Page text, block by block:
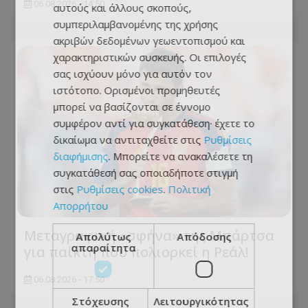
06.08.2026 - 14:50
Μεταγραφική «σφήνα» της Μπάρτσα
για παίκτη που πολιορκεί η Ρεάλ!
06.08.2026 - 17:50
αυτούς και άλλους σκοπούς,
συμπεριλαμβανομένης της χρήσης
ακριβών δεδομένων γεωεντοπισμού και
χαρακτηριστικών συσκευής. Οι επιλογές
σας ισχύουν μόνο για αυτόν τον
ιστότοπο. Ορισμένοι προμηθευτές
μπορεί να βασίζονται σε έννομο
συμφέρον αντί για συγκατάθεση· έχετε το
δικαίωμα να αντιταχθείτε στις Ρυθμίσεις
διαφήμισης. Μπορείτε να ανακαλέσετε τη
συγκατάθεσή σας οποιαδήποτε στιγμή
στις Ρυθμίσεις cookies. Πολιτική
Απορρήτου
Απολύτως
απαραίτητα
Απόδοσης
Στόχευσης Λειτουργικότητας